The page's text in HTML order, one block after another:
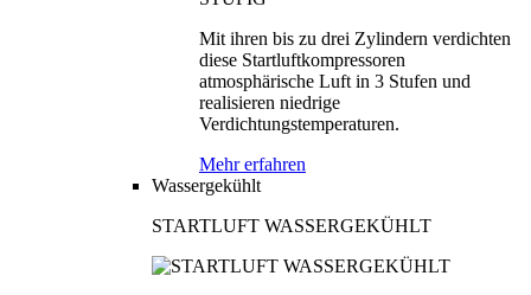
Mit ihren bis zu drei Zylindern verdichten
diese Startluftkompressoren
atmosphärische Luft in 3 Stufen und
realisieren niedrige
Verdichtungstemperaturen.
Mehr erfahren
Wassergekühlt
STARTLUFT WASSERGEKÜHLT